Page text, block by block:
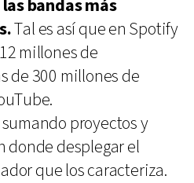
bandas más
Tal es así que en Spotify
millones de
de 300 millones de
proyectos y
donde desplegar el
que los caracteriza.